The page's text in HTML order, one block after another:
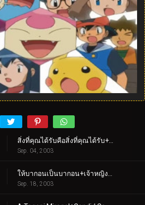
Sep. 04, 2003
Sep. 18, 2003